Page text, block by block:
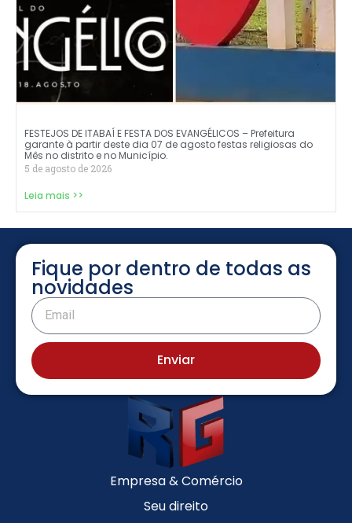
FESTEJOS DE ITABAÍ E FESTA DOS EVANGÉLICOS – Prefeitura
garante à partir deste dia 07 de agosto festas religiosas do
Mês no distrito e no Município.
5 de agosto de 2026
Leia mais >>
Fique por dentro de todas as
novidades
Enviar
Empresa & Comércio
Seu direito